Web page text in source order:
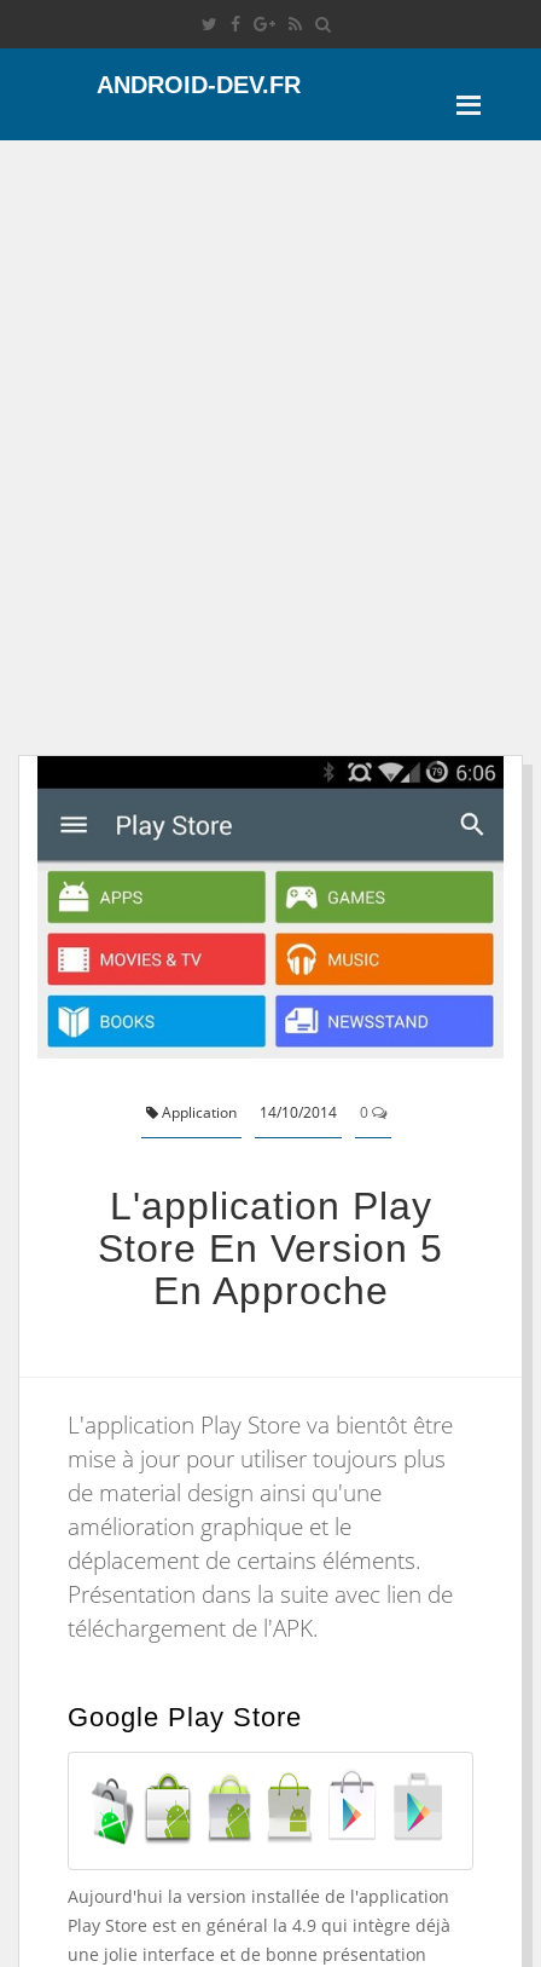
ANDROID-DEV.FR
Application 14/10/2014 0
L'application Play
Store En Version 5
En Approche
L'application Play Store va bientôt être
mise à jour pour utiliser toujours plus
de material design ainsi qu'une
amélioration graphique et le
déplacement de certains éléments.
Présentation dans la suite avec lien de
téléchargement de l'APK.
Google Play Store
Aujourd'hui la version installée de l'application
Play Store est en général la 4.9 qui intègre déjà
une jolie interface et de bonne présentation